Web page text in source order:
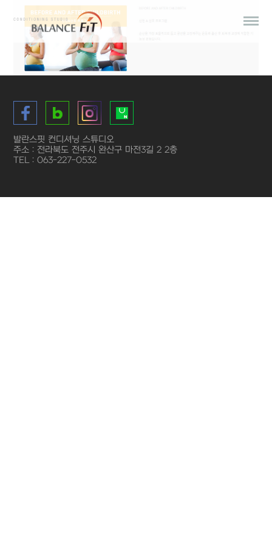
발란스핏 컨디셔닝 스튜디오
주소 : 전라북도 전주시 완산구 마전3길 2 2층
TEL : 063-227-0532